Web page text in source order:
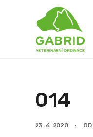
014
23. 6. 2020 OD